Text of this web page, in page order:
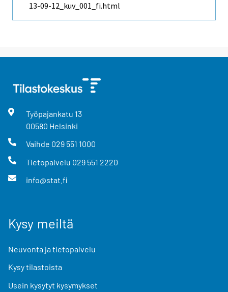
13-09-12_kuv_001_fi.html
Työpajankatu 13
00580 Helsinki
Vaihde 029 551 1000
Tietopalvelu 029 551 2220
info@stat.fi
Kysy meiltä
Neuvonta ja tietopalvelu
Kysy tilastoista
Usein kysytyt kysymykset